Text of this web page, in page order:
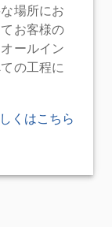
場所にお
お客様の
ールイン
の工程に
くはこちら